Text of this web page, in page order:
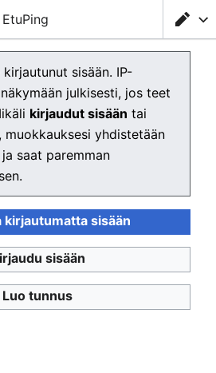
EtuPing
näet tämän ilmoituksen vielä
lataa sivu uudelleen
kirjautunut sisään. IP-
julkisesti, jos teet
kirjaudut sisään tai
, muokkauksesi yhdistetään
saat paremman
kirjautumatta sisään
sisään
Luo tunnus